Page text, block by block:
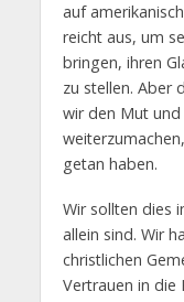
auf
reicht aus, um
bringen, ihren
zu stellen. Aber
wir den Mut
getan haben.
Wir sollten dies
allein sind. Wir
christlichen
Vertrauen in die